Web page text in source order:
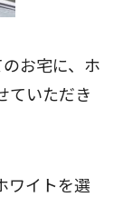
お宅に、ホ
ていただき
ワイトを選